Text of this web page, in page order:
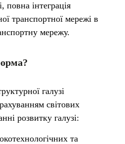
повна інтеграція
транспортної мережі в
мережу.
галузі
світових
розвитку галузі:
та